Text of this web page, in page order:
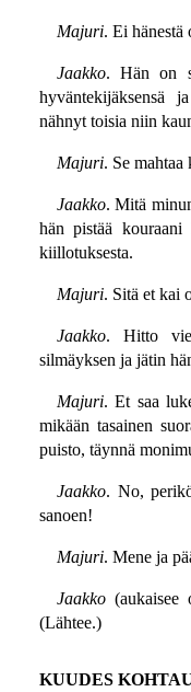
Majuri. Ei hänestä
Jaakko. Hän on
hyväntekijäksensä
nähnyt toisia niin
Majuri. Se
Jaakko. Mitä
hän pistää kouraani
kiillotuksesta.
Majuri. Sitä et kai
Jaakko. Hitto
silmäyksen ja jätin
Majuri. Et saa
mikään tasainen
puisto, täynnä
Jaakko. No,
sanoen!
Majuri. Mene ja
Jaakko(aukaisee
(Lähtee.)
KUUDES